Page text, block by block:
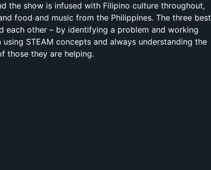
the show is infused with Filipino culture throughout,
food and music from the Philippines. The three best
each other – by identifying a problem and working
STEAM concepts and always understanding the
those they are helping.